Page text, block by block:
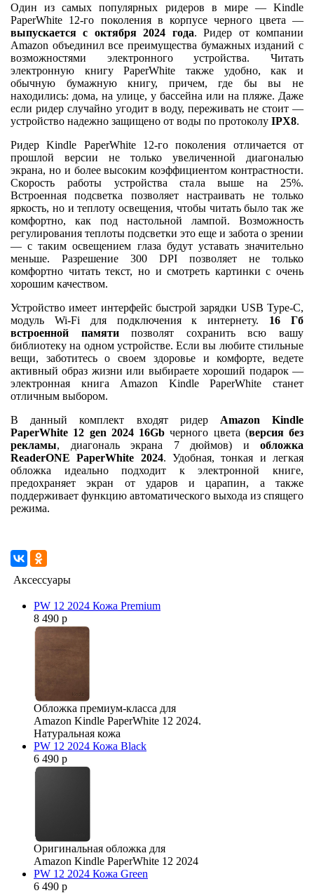
Один из самых популярных ридеров в мире — Kindle
PaperWhite 12-го поколения в корпусе черного цвета —
выпускается с октября 2024 года. Ридер от компании
Amazon объединил все преимущества бумажных изданий с
возможностями электронного устройства. Читать
электронную книгу PaperWhite также удобно, как и
обычную бумажную книгу, причем, где бы вы не
находились: дома, на улице, у бассейна или на пляже. Даже
если ридер случайно угодит в воду, переживать не стоит —
устройство надежно защищено от воды по протоколу IPХ8.
Ридер Kindle PaperWhite 12-го поколения отличается от
прошлой версии не только увеличенной диагональю
экрана, но и более высоким коэффициентом контрастности.
Скорость работы устройства стала выше на 25%.
Встроенная подсветка позволяет настраивать не только
яркость, но и теплоту освещения, чтобы читать было так же
комфортно, как под настольной лампой. Возможность
регулирования теплоты подсветки это еще и забота о зрении
— с таким освещением глаза будут уставать значительно
меньше. Разрешение 300 DPI позволяет не только
комфортно читать текст, но и смотреть картинки с очень
хорошим качеством.
Устройство имеет интерфейс быстрой зарядки USB Type-C,
модуль Wi-Fi для подключения к интернету. 16 Гб
встроенной памятипозволят сохранить всю вашу
библиотеку на одном устройстве. Если вы любите стильные
вещи, заботитесь о своем здоровье и комфорте, ведете
активный образ жизни или выбираете хороший подарок —
электронная книга Amazon Kindle PaperWhite станет
отличным выбором.
В данный комплект входят ридер Amazon Kindle
PaperWhite 12 gen 2024 16Gb черного цвета (версия без
рекламы, диагональ экрана 7 дюймов) и обложка
ReaderONE PaperWhite 2024. Удобная, тонкая и легкая
обложка идеально подходит к электронной книге,
предохраняет экран от ударов и царапин, а также
поддерживает функцию автоматического выхода из спящего
режима.
Аксессуары
PW 12 2024 Кожа Premium
8 490 р
Обложка премиум-класса для
Amazon Kindle PaperWhite 12 2024.
Натуральная кожа
PW 12 2024 Кожа Black
6 490 р
Оригинальная обложка для
Amazon Kindle PaperWhite 12 2024
PW 12 2024 Кожа Green
6 490 р